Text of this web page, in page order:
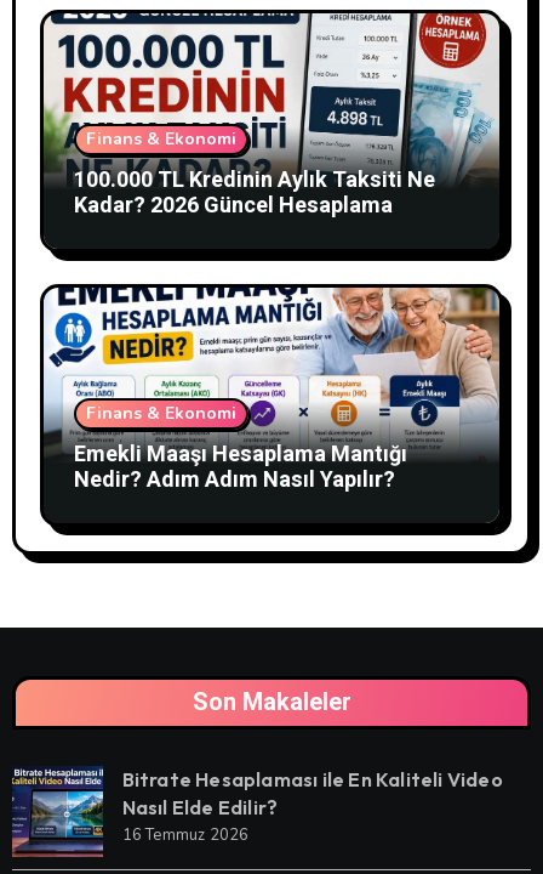
Finans & Ekonomi
100.000 TL Kredinin Aylık Taksiti Ne
Kadar? 2026 Güncel Hesaplama
Finans & Ekonomi
Emekli Maaşı Hesaplama Mantığı
Nedir? Adım Adım Nasıl Yapılır?
Son Makaleler
Bitrate Hesaplaması ile En Kaliteli Video
Nasıl Elde Edilir?
16 Temmuz 2026